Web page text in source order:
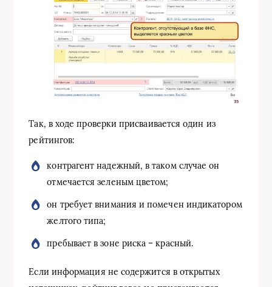
Так, в ходе проверки присваивается один из
рейтингов:
контрагент надежный, в таком случае он
отмечается зеленым цветом;
он требует внимания и помечен индикатором
желтого типа;
пребывает в зоне риска – красный.
Если информация не содержится в открытых